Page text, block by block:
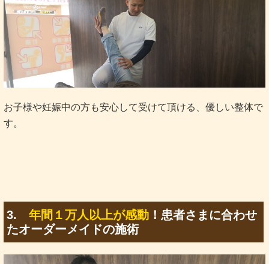
お子様や妊娠中の方も安心して受けて頂ける、優しい整体で
す。
3. 年間１万人以上が感動 ！患者さまに合わせ
たオーダーメイドの施術